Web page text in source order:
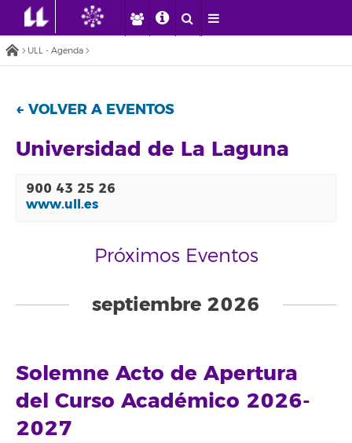
ULL - Agenda
← VOLVER A EVENTOS
Universidad de La Laguna
900 43 25 26
www.ull.es
Próximos Eventos
septiembre 2026
Solemne Acto de Apertura
del Curso Académico 2026-
2027